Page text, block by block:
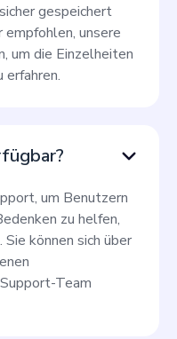
gespeichert
empfohlen, unsere
um die Einzelheiten
um Benutzern
zu helfen,
können sich über
Team